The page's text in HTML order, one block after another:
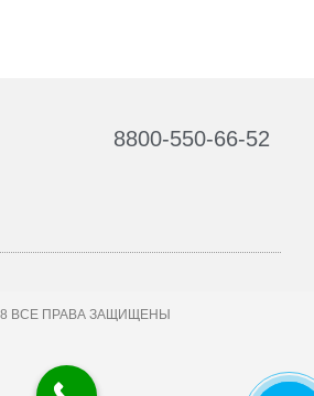
8800-550-66-52
ВСЕ ПРАВА ЗАЩИЩЕНЫ